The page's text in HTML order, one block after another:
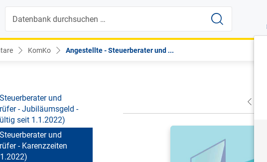
KomKo Angestellte - Steuerberater und ...
und
seit 1.1.2022)
und
- Jubiläumsgeld -
seit 1.1.2022)
und
- Karenzzeiten